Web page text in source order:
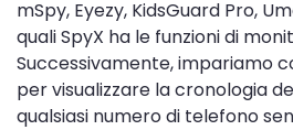
mSpy, Eyezy, KidsGuard Pro,
quali SpyX ha le funzioni di
Successivamente, impariamo
per visualizzare la cronologia
qualsiasi numero di telefono